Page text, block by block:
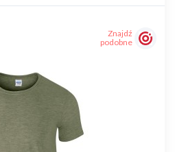
Znajdź
podobne